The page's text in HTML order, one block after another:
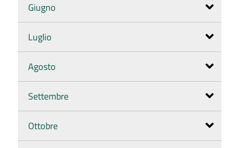
Giugno
Luglio
Agosto
Settembre
Ottobre